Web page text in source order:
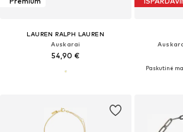
LAUREN RALPH LAUREN
Auskarai
54,90 €
Paskutinė